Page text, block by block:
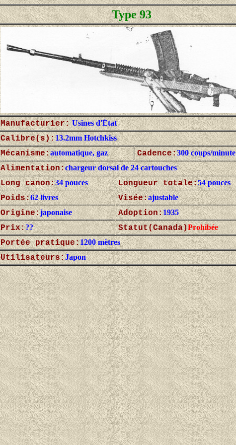
Type 93
Manufacturier:Usines d'État
Calibre(s):13.2mm Hotchkiss
Mécanisme:automatique, gaz Cadence:300 coups/minute
Alimentation:chargeur dorsal de 24 cartouches
Long canon:34 pouces Longueur totale:54 pouces
Poids:62 livres Visée:ajustable
Origine:japonaise Adoption:1935
Prix:?? Statut(Canada)Prohibée
Portée pratique:1200 mètres
Utilisateurs:Japon